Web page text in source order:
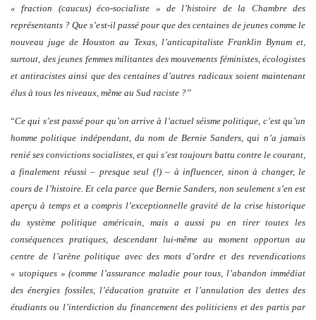
« fraction (caucus) éco-socialiste » de l’histoire de la Chambre des
représentants ? Que s’est-il passé pour que des centaines de jeunes comme le
nouveau juge de Houston au Texas, l’anticapitaliste Franklin Bynum et,
surtout, des jeunes femmes militantes des mouvements féministes, écologistes
et antiracistes ainsi que des centaines d’autres radicaux soient maintenant
élus à tous les niveaux, même au Sud raciste ?”
“Ce qui s’est passé pour qu’on arrive à l’actuel séisme politique, c’est qu’un
homme politique indépendant, du nom de Bernie Sanders , qui n’a jamais
renié ses convictions socialistes, et qui s’est toujours battu contre le courant,
a finalement réussi – presque seul (!)– à influencer, sinon à changer, le
cours de l’histoire. Et cela parce que Bernie Sanders, non seulement s’en est
aperçu à temps et a compris l’exceptionnelle gravité de la crise historique
du système politique américain, mais a aussi pu en tirer toutes les
conséquences pratiques, descendant lui-même au moment opportun au
centre de l’arène politique avec des mots d’ordre et des revendications
« utopiques » (comme l’assurance maladie pour tous, l’abandon immédiat
des énergies fossiles, l’éducation gratuite et l’annulation des dettes des
étudiants ou l’interdiction du financement des politiciens et des partis par